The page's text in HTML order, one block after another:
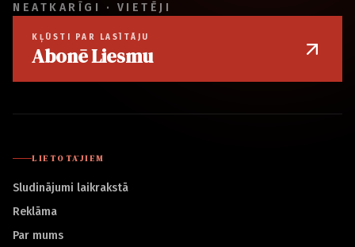
NEATKARĪGI · VIETĒJI
KĻŪSTI PAR LASĪTĀJU
Abonē Liesmu
LIETOTĀJIEM
Sludinājumi laikrakstā
Reklāma
Par mums